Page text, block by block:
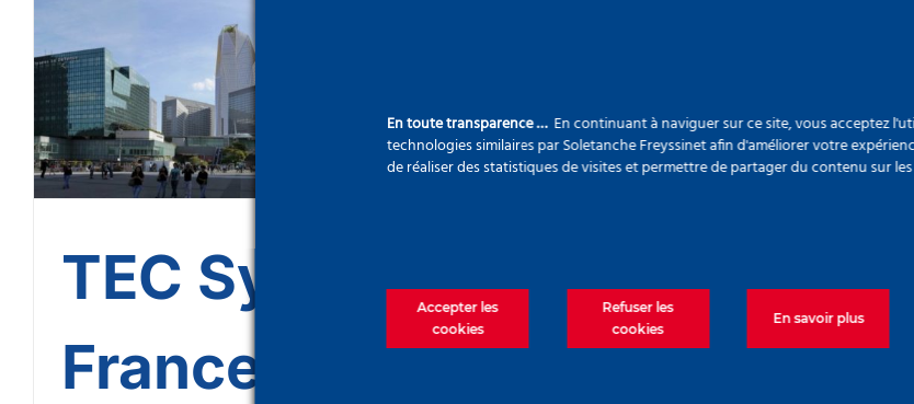
TEC System France
TEC System
France
En toute transparence … En continuant à naviguer sur ce site, vous acceptez
technologies similaires par Soletanche Freyssinet afin d'améliorer votre
de réaliser des statistiques de visites et permettre de partager du contenu sur
Accepter les
cookies
Refuser les
cookies
En savoir plus